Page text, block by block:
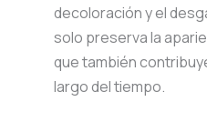
decoloración y el
solo preserva la
que también
largo del tiempo.